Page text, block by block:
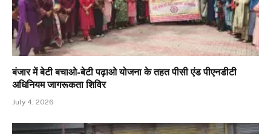
बंजार में बेटी बचाओ-बेटी पढ़ाओ योजना के तहत पीसी एंड पीएनडीटी
अधिनियम जागरूकता शिविर
July 4, 2026